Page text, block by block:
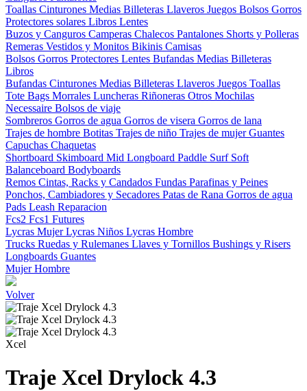
Toallas Cinturones Medias Billeteras Llaveros Juegos Bolsos Gorros
Protectores solares Libros Lentes
Buzos y Canguros Camperas Chalecos Pantalones Shorts y Polleras
Remeras Vestidos y Monitos Bikinis Camisas
Bolsos Gorros Protectores Lentes Bufandas Medias Billeteras
Libros
Bufandas Cinturones Medias Billeteras Llaveros Juegos Toallas
Tote Bags Morrales Luncheras Riñoneras Otros Mochilas
Necessaire Bolsos de viaje
Sombreros Gorros de agua Gorros de visera Gorros de lana
Trajes de hombre Botitas Trajes de niño Trajes de mujerGuantes
Capuchas Chaquetas
Shortboard Skimboard Mid Longboard Paddle Surf Soft
Balanceboard Bodyboards
Remos Cintas, Racks y Candados Fundas Parafinas y Peines
Ponchos, Cambiadores y Secadores Patas de Rana Gorros de agua
Pads Leash Reparacion
Fcs2 Fcs1 Futures
Lycras MujerLycras Niños Lycras Hombre
Trucks Ruedas y Rulemanes Llaves y Tornillos Bushings y Risers
Longboards Guantes
MujerHombre
Volver
Xcel
Traje Xcel Drylock 4.3